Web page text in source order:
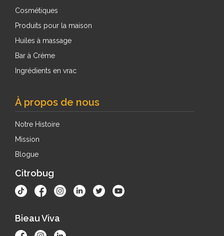
Cosmétiques
Produits pour la maison
Huiles à massage
Bar à Crème
Ingrédients en vrac
À propos de nous
Notre Histoire
Mission
Blogue
Citrobug
Bieau Viva